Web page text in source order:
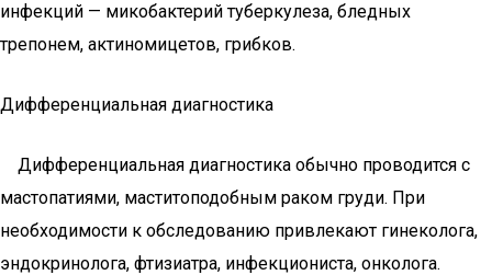
инфекций — микобактерий туберкулеза, бледных
трепонем, актиномицетов, грибков.
Дифференциальная диагностика
Дифференциальная диагностика обычно проводится с
мастопатиями, маститоподобным раком груди. При
необходимости к обследованию привлекают гинеколога,
эндокринолога, фтизиатра, инфекциониста, онколога.